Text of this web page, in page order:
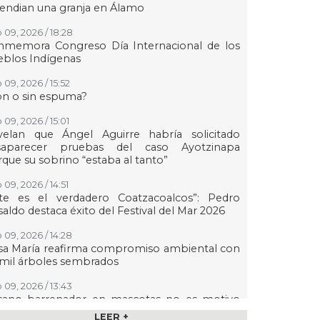
una granja en Álamo
09, 2026 / 18:28
Congreso Día Internacional de los
Indígenas
09, 2026 / 15:52
o sin espuma?
2026 / 15:01
que Ángel Aguirre habría solicitado
pruebas del caso Ayotzinapa
su sobrino “estaba al tanto”
2026 / 14:51
es el verdadero Coatzacoalcos”: Pedro
destaca éxito del Festival del Mar 2026
09, 2026 / 14:28
María reafirma compromiso ambiental con
árboles sembrados
09, 2026 / 13:43
barrenador en mascotas no es motivo
sacrificarlas: especialista
LEER +